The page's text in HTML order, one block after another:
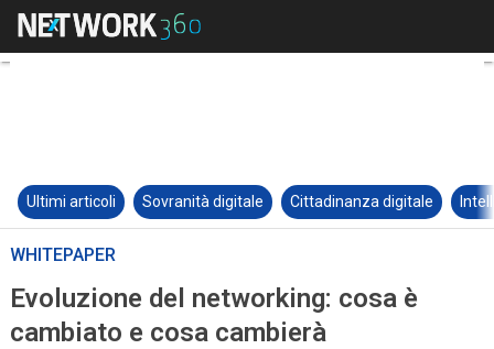
Ultimi articoli Sovranità digitale Cittadinanza digitale
WHITEPAPER
Evoluzione del networking: cosa è
cambiato e cosa cambierà